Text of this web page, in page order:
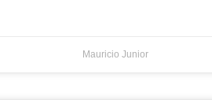
Mauricio Junior